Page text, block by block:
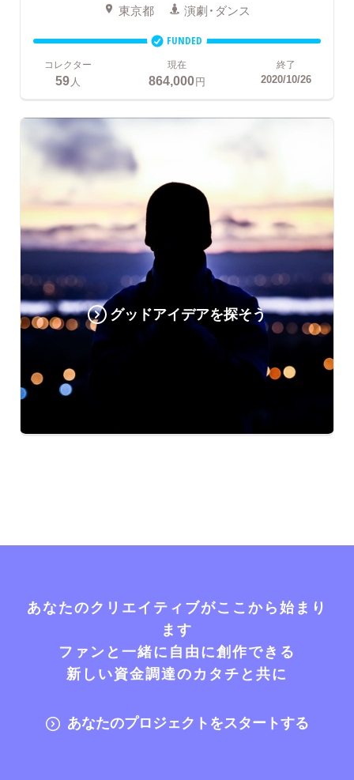
東京都 演劇・ダンス
FUNDED
コレクター
59 人
現在
864,000円
終了
2020/10/26
グッドアイデアを探そう
あなたのクリエイティブがここから始まり
ます
ファンと一緒に自由に創作できる
新しい資金調達のカタチと共に
あなたのプロジェクトをスタートする